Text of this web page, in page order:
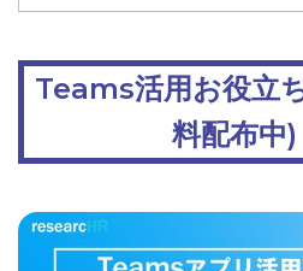
Teams活用お役立
料配布中)